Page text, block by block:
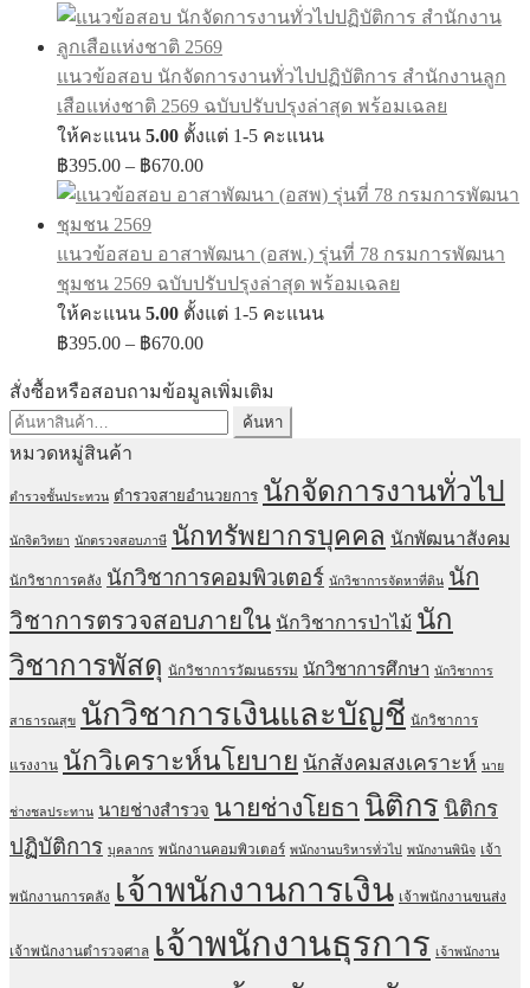
฿395.00
through
฿670.00
แนวข้อสอบ นักจัดการงานทั่วไปปฏิบัติการ สำนักงานลูก
เสือแห่งชาติ 2569 ฉบับปรับปรุงล่าสุด พร้อมเฉลย
ให้คะแนน 5.00 ตั้งแต่ 1-5 คะแนน
฿395.00 – ฿670.00Price
฿395.00
฿670.00
แนวข้อสอบ อาสาพัฒนา (อสพ.) รุ่นที่ 78 กรมการพัฒนา
ชุมชน 2569 ฉบับปรับปรุงล่าสุด พร้อมเฉลย
ให้คะแนน 5.00 ตั้งแต่ 1-5 คะแนน
฿395.00 – ฿670.00Price
฿395.00
through
฿670.00
สั่งซื้อหรือสอบถามข้อมูลเพิ่มเติม
ค้นหา:
ค้นหา
หมวดหมู่สินค้า
ตำรวจชั้นประทวน ตำรวจสายอำนวยการ นักจัดการงานทั่วไป
นักจิตวิทยา นักตรวจสอบภาษี นักทรัพยากรบุคคล นักพัฒนาสังคม
นักวิชาการคลัง นักวิชาการคอมพิวเตอร์ นักวิชาการจัดหาที่ดิน นัก
วิชาการตรวจสอบภายใน นักวิชาการป่าไม้ นัก
วิชาการพัสดุ นักวิชาการวัฒนธรรม นักวิชาการศึกษา นักวิชาการ
สาธารณสุข นักวิชาการเงินและบัญชี นักวิชาการ
แรงงาน นักวิเคราะห์นโยบาย นักสังคมสงเคราะห์ นาย
ช่างชลประทาน นายช่างสำรวจ นายช่างโยธา นิติกร นิติกร
ปฏิบัติการ บุคลากร พนักงานคอมพิวเตอร์ พนักงานบริหารทั่วไป พนักงานพินิจ เจ้า
พนักงานการคลัง เจ้าพนักงานการเงิน เจ้าพนักงานขนส่ง
เจ้าพนักงานตำรวจศาล เจ้าพนักงานธุรการ เจ้าพนักงาน